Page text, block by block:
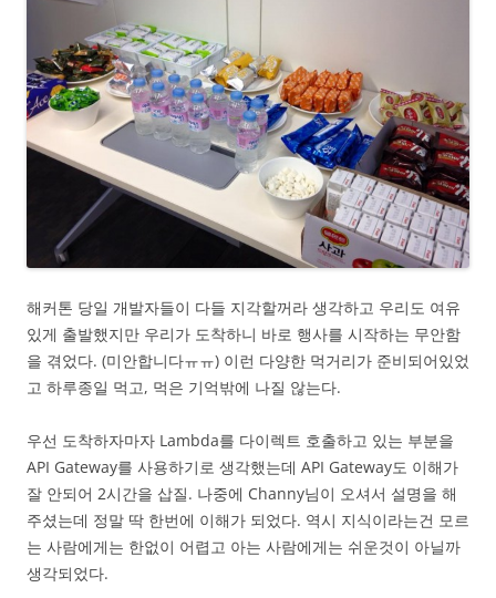
해커톤 당일 개발자들이 다들 지각할꺼라 생각하고 우리도 여유
있게 출발했지만 우리가 도착하니 바로 행사를 시작하는 무안함
을 겪었다. (미안합니다ㅠㅠ) 이런 다양한 먹거리가 준비되어있었
고 하루종일 먹고, 먹은 기억밖에 나질 않는다.
우선 도착하자마자 Lambda를 다이렉트 호출하고 있는 부분을
API Gateway를 사용하기로 생각했는데 API Gateway도 이해가
잘 안되어 2시간을 삽질. 나중에 Channy님이 오셔서 설명을 해
주셨는데 정말 딱 한번에 이해가 되었다. 역시 지식이라는건 모르
는 사람에게는 한없이 어렵고 아는 사람에게는 쉬운것이 아닐까
생각되었다.